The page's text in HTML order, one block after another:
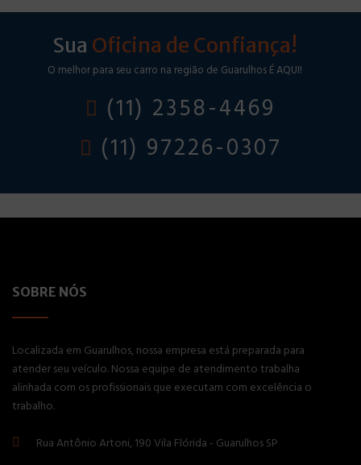
Sua Oficina de Confiança!
O melhor para seu carro na região de Guarulhos É AQUI!
(11) 2358-4469
(11) 97226-0307
SOBRE NÓS
Localizada em Guarulhos, nossa empresa está preparada para
atender seu veículo. Nossa equipe de atendimento trabalha
alinhada com os profissionais que executam com excelência o
trabalho.
Rua Antônio Artoni, 190 Vila Flórida - Guarulhos SP